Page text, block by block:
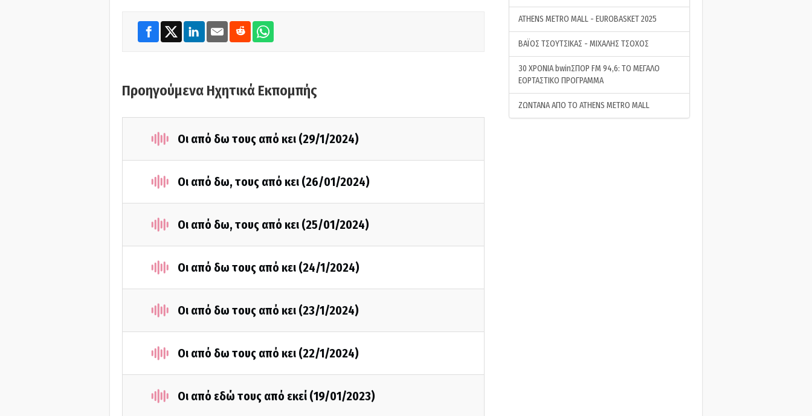
Προηγούμενα Ηχητικά Εκπομπής
Οι από δω τους από κει (29/1/2024)
Οι από δω, τους από κει (26/01/2024)
Οι από δω, τους από κει (25/01/2024)
Οι από δω τους από κει (24/1/2024)
Οι από δω τους από κει (23/1/2024)
Οι από δω τους από κει (22/1/2024)
Οι από εδώ τους από εκεί (19/01/2023)
ATHENS METRO MALL - EUROBASKET 2025
ΒΑΪΟΣ ΤΣΟΥΤΣΙΚΑΣ - ΜΙΧΑΛΗΣ ΤΣΟΧΟΣ
30 ΧΡΟΝΙΑ bwinΣΠΟΡ FM 94,6: ΤΟ ΜΕΓΑΛΟ
ΕΟΡΤΑΣΤΙΚΟ ΠΡΟΓΡΑΜΜΑ
ΖΩΝΤΑΝΑ ΑΠΟ ΤΟ ATHENS METRO MALL